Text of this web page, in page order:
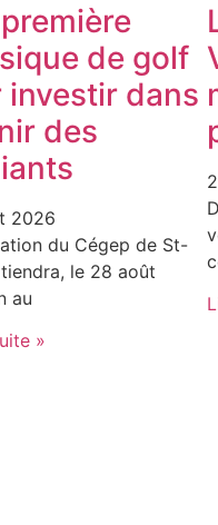
de golf
investir dans
des
2026
du Cégep de St-
le 28 août
au
»